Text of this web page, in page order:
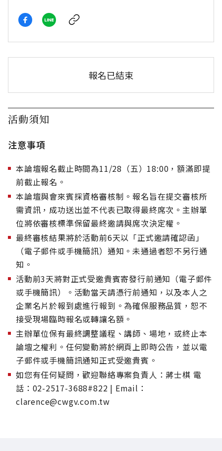
報名已結束
活動須知
注意事項
本論壇報名截止時間為11/28（五）18:00，額滿即提
前截止報名。
本論壇與會來賓採資格審核制。報名旨在提交審核所
需資訊，成功送出並不代表已取得最終席次。主辦單
位將依審核標準保留最終邀請與席次決定權。
最終審核結果將於活動前6天以「正式邀請確認函」
（電子郵件或手機簡訊）通知。未通過者恕不另行通
知。
活動前3天將對正式受邀貴賓寄發行前通知（電子郵件
或手機簡訊）。活動當天請憑行前通知，以及本人之
企業名片於報到處進行報到。為確保服務品質，恕不
接受現場臨時報名或轉讓名額。
主辦單位保有最終調整議程、講師、場地，或終止本
論壇之權利。任何變動將於網頁上即時公告，並以電
子郵件或手機簡訊通知正式受邀貴賓。
如您有任何疑問，歡迎聯絡專案負責人：蔣士棋 電
話：02-2517-3688#822 | Email：
clarence@cwgv.com.tw